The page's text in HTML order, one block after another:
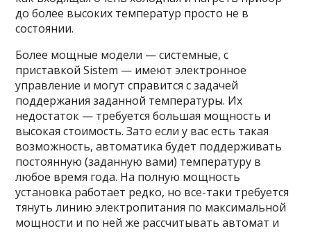
до более высоких температур просто не в
состоянии.
Более мощные модели — системные, с
приставкой Sistem — имеют электронное
управление и могут справится с задачей
поддержания заданной температуры. Их
недостаток — требуется большая мощность и
высокая стоимость. Зато если у вас есть такая
возможность, автоматика будет поддерживать
постоянную (заданную вами) температуру в
любое время года. На полную мощность
установка работает редко, но все-таки требуется
тянуть линию электропитания по максимальной
мощности и по ней же рассчитывать автомат и